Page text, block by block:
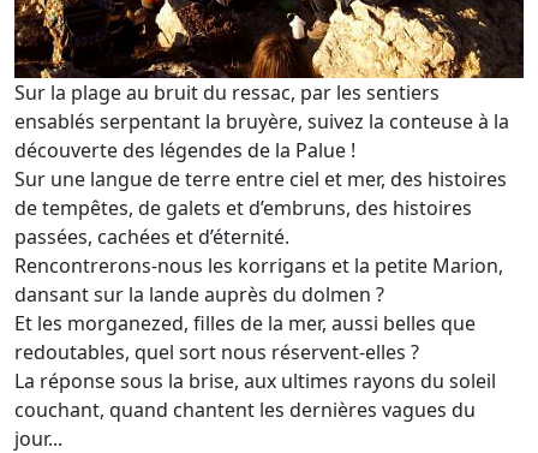
Sur la plage au bruit du ressac, par les sentiers
ensablés serpentant la bruyère, suivez la conteuse à la
découverte des légendes de la Palue !
Sur une langue de terre entre ciel et mer, des histoires
de tempêtes, de galets et d’embruns, des histoires
passées, cachées et d’éternité.
Rencontrerons-nous les korrigans et la petite Marion,
dansant sur la lande auprès du dolmen ?
Et les morganezed, filles de la mer, aussi belles que
redoutables, quel sort nous réservent-elles ?
La réponse sous la brise, aux ultimes rayons du soleil
couchant, quand chantent les dernières vagues du
jour...